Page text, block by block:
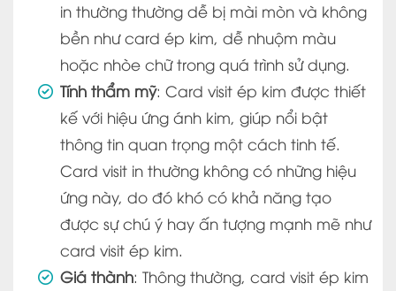
in thường thường dễ bị mài mòn và không
bền như card ép kim, dễ nhuộm màu
hoặc nhòe chữ trong quá trình sử dụng.
Tính thẩm mỹ: Card visit ép kim được thiết
kế với hiệu ứng ánh kim, giúp nổi bật
thông tin quan trọng một cách tinh tế.
Card visit in thường không có những hiệu
ứng này, do đó khó có khả năng tạo
được sự chú ý hay ấn tượng mạnh mẽ như
card visit ép kim.
Giá thành: Thông thường, card visit ép kim